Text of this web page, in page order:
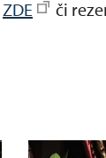
ZDE či